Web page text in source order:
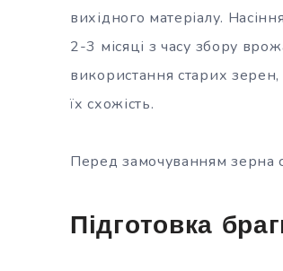
вихідного матеріалу.
2-3 місяці з часу збору
використання старих
їх схожість.
Перед замочуванням зерна
Підготовка